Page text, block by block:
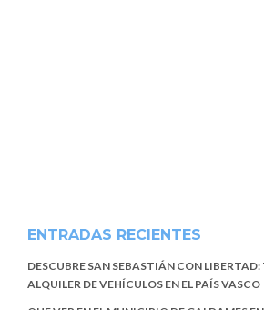
ENTRADAS RECIENTES
DESCUBRE SAN SEBASTIÁN CON
ALQUILER DE VEHÍCULOS EN EL PAÍS VASCO